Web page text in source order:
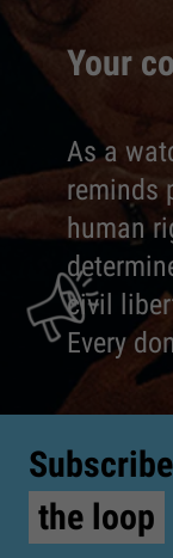
Your
As a
reminds
human
civil
Every
the loop